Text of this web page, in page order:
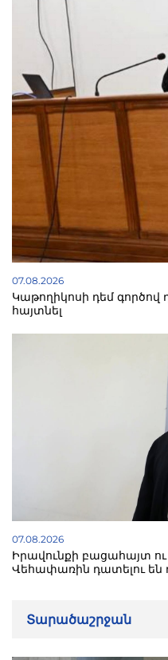
07.08.2026
Կաթողիկոսի դեմ
հայտնել
07.08.2026
Իրավունքի բացահայտ
Վեհափառին դատելու են
Տարածաշրջան